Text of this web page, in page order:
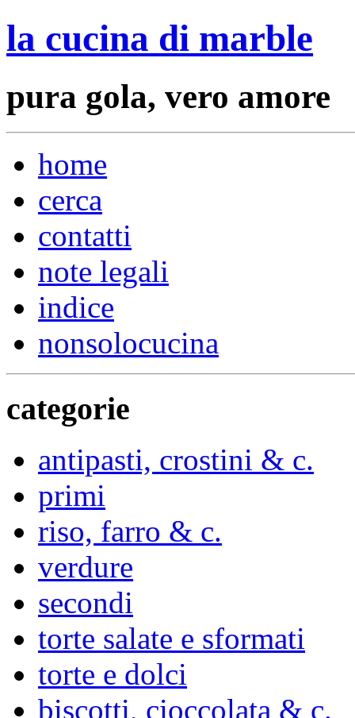
la cucina di marble
pura gola, vero amore
home
cerca
contatti
note legali
indice
nonsolocucina
categorie
antipasti, crostini & c.
primi
riso, farro & c.
verdure
secondi
torte salate e sformati
torte e dolci
biscotti, cioccolata & c.